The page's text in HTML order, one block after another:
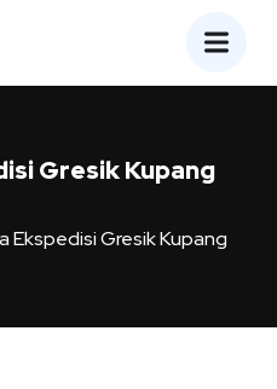
Gresik Kupang
Ekspedisi Gresik Kupang